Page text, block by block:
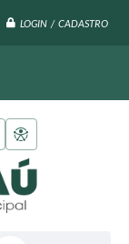
LOGIN / CADASTRO